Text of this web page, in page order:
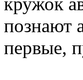
познают
первые,